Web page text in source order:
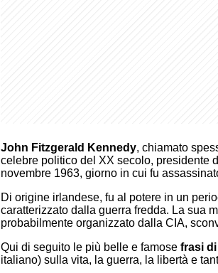
John Fitzgerald Kennedy, chiamato
celebre politico del XX secolo, presidente
novembre 1963, giorno in cui fu
Di origine irlandese, fu al potere in un
caratterizzato dalla guerra fredda. La sua
probabilmente organizzato dalla CIA,
Qui di seguito le più belle e famose frasi
italiano) sulla vita, la guerra, la libertà e